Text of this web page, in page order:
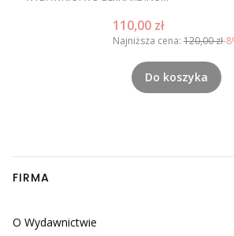
Cena promocyjna
110,00 zł
Najniższa cena: 120,00 zł-
Do koszyka
Linki w stopce
FIRMA
O Wydawnictwie